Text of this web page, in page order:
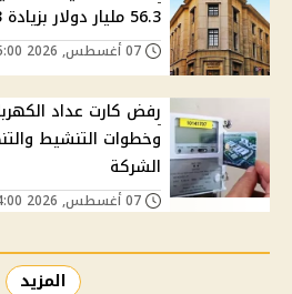
56.3 مليار دولار بزيادة 1.23 مليار في يوليو
رفض كارت عداد
وخطوات التنشيط
الشركة
المزيد